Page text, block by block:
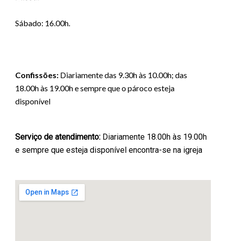
Sábado: 16.00h.
Confissões: Diariamente das 9.30h às 10.00h; das
18.00h às 19.00h e sempre que o pároco esteja
disponível
Serviço de atendimento: Diariamente 18.00h às 19.00h
e sempre que esteja disponível encontra-se na igreja